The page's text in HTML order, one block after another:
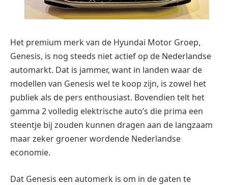
Het premium merk van de Hyundai Motor Groep,
Genesis, is nog steeds niet actief op de Nederlandse
automarkt. Dat is jammer, want in landen waar de
modellen van Genesis wel te koop zijn, is zowel het
publiek als de pers enthousiast. Bovendien telt het
gamma 2 volledig elektrische auto’s die prima een
steentje bij zouden kunnen dragen aan de langzaam
maar zeker groener wordende Nederlandse
economie.
Dat Genesis een automerk is om in de gaten te